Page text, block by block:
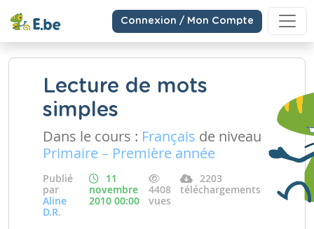
Connexion / Mon Compte
Lecture de mots
simples
Dans le cours : Français de niveau
Primaire – Première année
Publié
par
Aline
D.R.
11
novembre
2010 00:00
4408
vues
2203
téléchargements